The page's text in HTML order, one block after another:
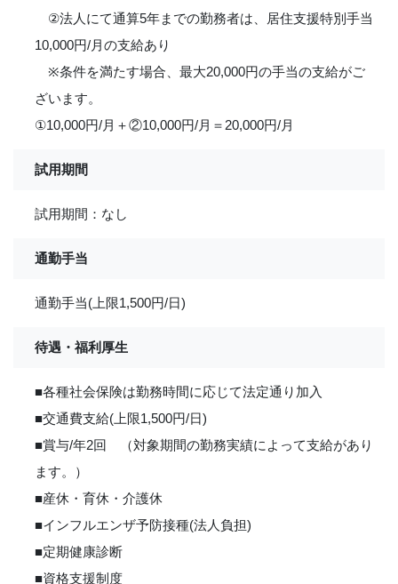
②法人にて通算5年までの勤務者は、居住支援特別手当
10,000円/月の支給あり
※条件を満たす場合、最大20,000円の手当の支給がご
ざいます。
①10,000円/月＋②10,000円/月＝20,000円/月
試用期間
試用期間：なし
通勤手当
通勤手当(上限1,500円/日)
待遇・福利厚生
■各種社会保険は勤務時間に応じて法定通り加入
■交通費支給(上限1,500円/日)
■賞与/年2回 （対象期間の勤務実績によって支給があり
ます。）
■産休・育休・介護休
■インフルエンザ予防接種(法人負担)
■定期健康診断
■資格支援制度